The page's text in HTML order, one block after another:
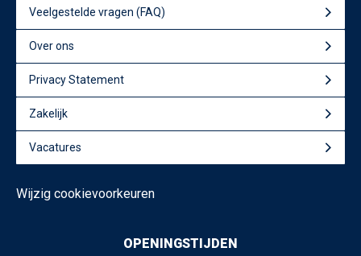
Veelgestelde vragen (FAQ)
Over ons
Privacy Statement
Zakelijk
Vacatures
Wijzig cookievoorkeuren
OPENINGSTIJDEN